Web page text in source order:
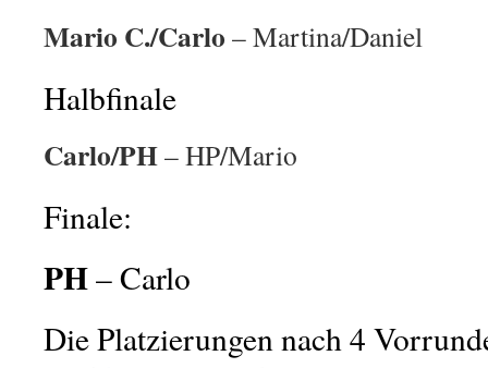
Mario C./Carlo – Martina/Daniel
Halbfinale
Carlo/PH– HP/Mario
Finale:
PH– Carlo
Die Platzierungen nach 4